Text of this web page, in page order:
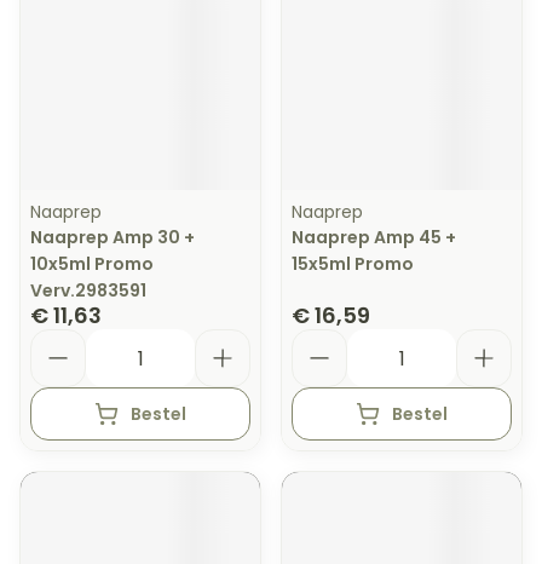
Naaprep
Naaprep Amp 30 +
10x5ml Promo
Verv.2983591
€ 11,63
Bestel
Naaprep
Naaprep Amp 45 +
15x5ml Promo
€ 16,59
Bestel